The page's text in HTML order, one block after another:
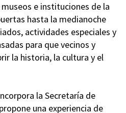
e instituciones de la
hasta la medianoche
actividades especiales y
para que vecinos y
la historia, la cultura y el
la Secretaría de
una experiencia de